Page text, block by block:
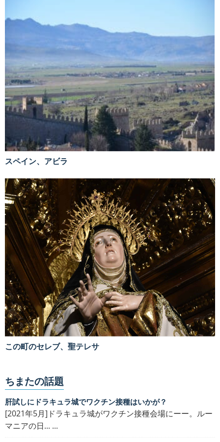
スペイン、アビラ
この町のセレブ、聖テレサ
ちまたの話題
肝試しにドラキュラ城でワクチン接種はいかが？
[2021年5月]ドラキュラ城がワクチン接種会場にーー。ルー
マニアの日... ...